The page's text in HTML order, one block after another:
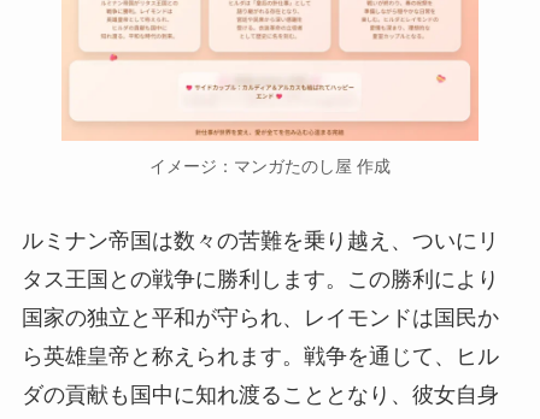
イメージ：マンガたのし屋 作成
ルミナン帝国は数々の苦難を乗り越え、ついにリ
タス王国との戦争に勝利します。この勝利により
国家の独立と平和が守られ、レイモンドは国民か
ら英雄皇帝と称えられます。戦争を通じて、ヒル
ダの貢献も国中に知れ渡ることとなり、彼女自身